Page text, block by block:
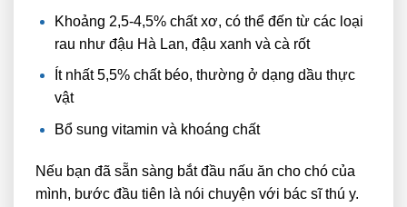
Khoảng 2,5-4,5% chất xơ, có thể đến từ các loại
rau như đậu Hà Lan, đậu xanh và cà rốt
Ít nhất 5,5% chất béo, thường ở dạng dầu thực
vật
Bổ sung vitamin và khoáng chất
Nếu bạn đã sẵn sàng bắt đầu nấu ăn cho chó của
mình, bước đầu tiên là nói chuyện với bác sĩ thú y.